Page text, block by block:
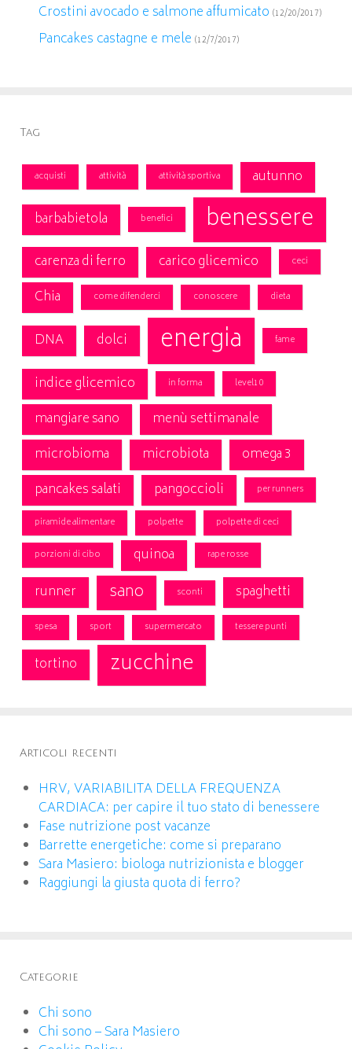
Crostini avocado e salmone affumicato (12/20/2017)
Pancakes castagne e mele (12/7/2017)
Tag
acquisti attività attività sportiva
autunno
barbabietola
benefici benessere
carenza di ferro carico glicemico ceci
Chia come difenderci conoscere dieta
DNA dolci energia fame
indice glicemico in forma level10
mangiare sano
menù settimanale
microbioma
microbiota
omega 3
pancakes salati
pangoccioli per runners
piramide alimentare polpette polpette di ceci
porzioni di cibo quinoa rape rosse
runner sano sconti spaghetti
spesa sport supermercato tessere punti
tortino zucchine
Articoli recenti
HRV, VARIABILITA DELLA FREQUENZA
CARDIACA: per capire il tuo stato di benessere
Fase nutrizione post vacanze
Barrette energetiche: come si preparano
Sara Masiero: biologa nutrizionista e blogger
Raggiungi la giusta quota di ferro?
Categorie
Chi sono
Chi sono – Sara Masiero